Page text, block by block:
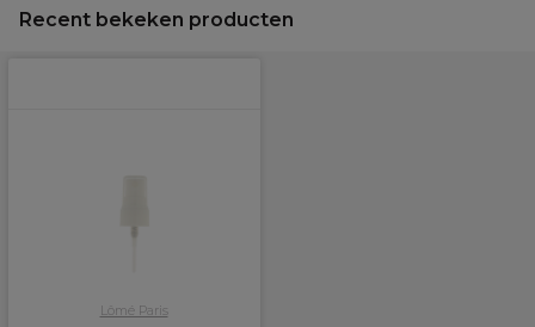
Recent bekeken producten
Lômé Paris